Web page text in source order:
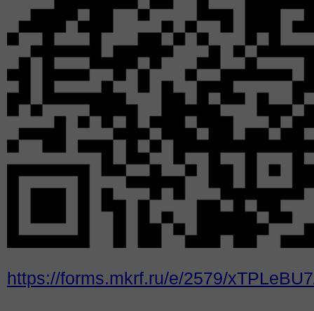
https://forms.mkrf.ru/e/2579/